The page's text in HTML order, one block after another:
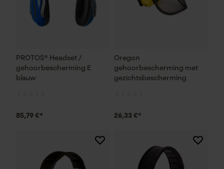
PROTOS® Headset /
gehoorbescherming E
blauw
85,79 €*
Oregon
gehoorbescherming met
gezichtsbescherming
26,33 €*